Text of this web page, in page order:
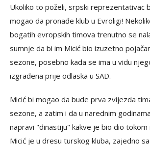
Ukoliko to poželi, srpski reprezentativac
mogao da pronađe klub u Evroligi!
bogatih evropskih timova trenutno se
sumnje da bi im Micić bio izuzetno
sezone, posebno kada se ima u vidu
izgrađena prije odlaska u SAD.
Micić bi mogao da bude prva zvijezda
sezone, a zatim i da u narednim
napravi "dinastiju" kakve je bio dio tokom
Micić je u dresu turskog kluba, zajedno